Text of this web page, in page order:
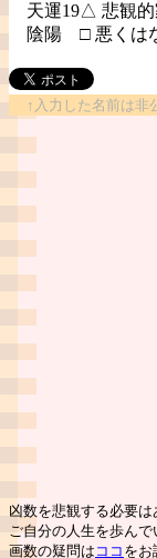
天運19△ 悲観的
陰陽 □ 悪くは
↑入力した名前は非
凶数を悲観する必要
ご自分の人生を歩んで
画数の疑問は ココ をお